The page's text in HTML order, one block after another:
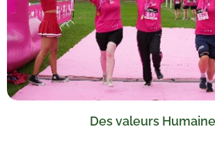
Des valeurs